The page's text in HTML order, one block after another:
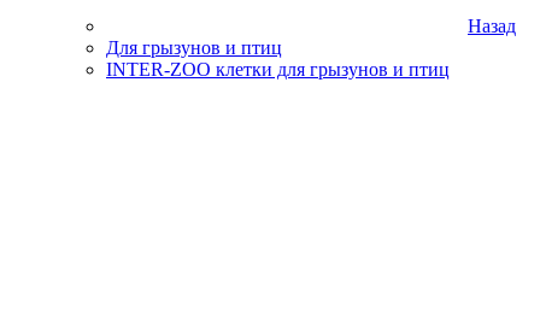
Назад
Для грызунов и птиц
INTER-ZOO клетки для грызунов и птиц